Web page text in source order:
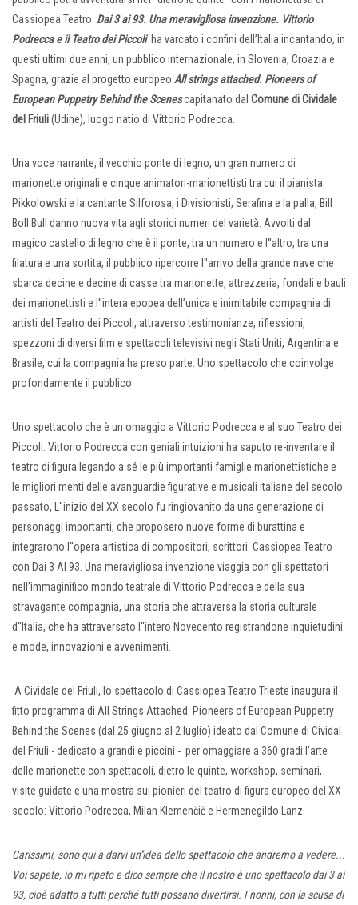
Cassiopea Teatro. Dai 3 ai 93. Una meravigliosa invenzione. Vittorio
Podrecca e il Teatro dei Piccoliha varcato i confini dell’Italia incantando, in
questi ultimi due anni, un pubblico internazionale, in Slovenia, Croazia e
Spagna, grazie al progetto europeo All strings attached. Pioneers of
European Puppetry Behind the Scenescapitanato dal Comune di Cividale
del Friuli(Udine), luogo natio di Vittorio Podrecca.
Una voce narrante, il vecchio ponte di legno, un gran numero di
marionette originali e cinque animatori-marionettisti tra cui il pianista
Pikkolowski e la cantante Silforosa, i Divisionisti, Serafina e la palla, Bill
Boll Bull danno nuova vita agli storici numeri del varietà. Avvolti dal
magico castello di legno che è il ponte, tra un numero e l''altro, tra una
filatura e una sortita, il pubblico ripercorre l''arrivo della grande nave che
sbarca decine e decine di casse tra marionette, attrezzeria, fondali e bauli
dei marionettisti e l''intera epopea dell’unica e inimitabile compagnia di
artisti del Teatro dei Piccoli, attraverso testimonianze, riflessioni,
spezzoni di diversi film e spettacoli televisivi negli Stati Uniti, Argentina e
Brasile, cui la compagnia ha preso parte. Uno spettacolo che coinvolge
profondamente il pubblico.
Uno spettacolo che è un omaggio a Vittorio Podrecca e al suo Teatro dei
Piccoli. Vittorio Podrecca con geniali intuizioni ha saputo re-inventare il
teatro di figura legando a sé le più importanti famiglie marionettistiche e
le migliori menti delle avanguardie figurative e musicali italiane del secolo
passato, L''inizio del XX secolo fu ringiovanito da una generazione di
personaggi importanti, che proposero nuove forme di burattina e
integrarono l''opera artistica di compositori, scrittori. Cassiopea Teatro
con Dai 3 AI 93. Una meravigliosa invenzione viaggia con gli spettatori
nell’immaginifico mondo teatrale di Vittorio Podrecca e della sua
stravagante compagnia, una storia che attraversa la storia culturale
d''Italia, che ha attraversato l''intero Novecento registrandone inquietudini
e mode, innovazioni e avvenimenti.
A Cividale del Friuli, lo spettacolo di Cassiopea Teatro Trieste inaugura il
fitto programma di All Strings Attached. Pioneers of European Puppetry
Behind the Scenes (dal 25 giugno al 2 luglio) ideato dal Comune di Cividal
del Friuli - dedicato a grandi e piccini - per omaggiare a 360 gradi l’arte
delle marionette con spettacoli, dietro le quinte, workshop, seminari,
visite guidate e una mostra sui pionieri del teatro di figura europeo del XX
secolo: Vittorio Podrecca, Milan Klemenčič e Hermenegildo Lanz.
Carissimi, sono qui a darvi un''idea dello spettacolo che andremo a vedere...
Voi sapete, io mi ripeto e dico sempre che il nostro è uno spettacolo dai 3 ai
93, cioè adatto a tutti perché tutti possano divertirsi. I nonni, con la scusa di